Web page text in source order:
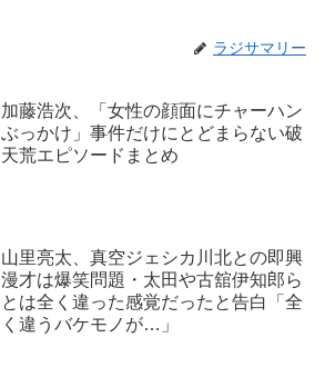
ラジサマリー
加藤浩次、「女性の顔面にチャーハン
ぶっかけ」事件だけにとどまらない破
天荒エピソードまとめ
山里亮太、真空ジェシカ川北との即興
漫才は爆笑問題・太田や古舘伊知郎ら
とは全く違った感覚だったと告白「全
く違うバケモノが…」